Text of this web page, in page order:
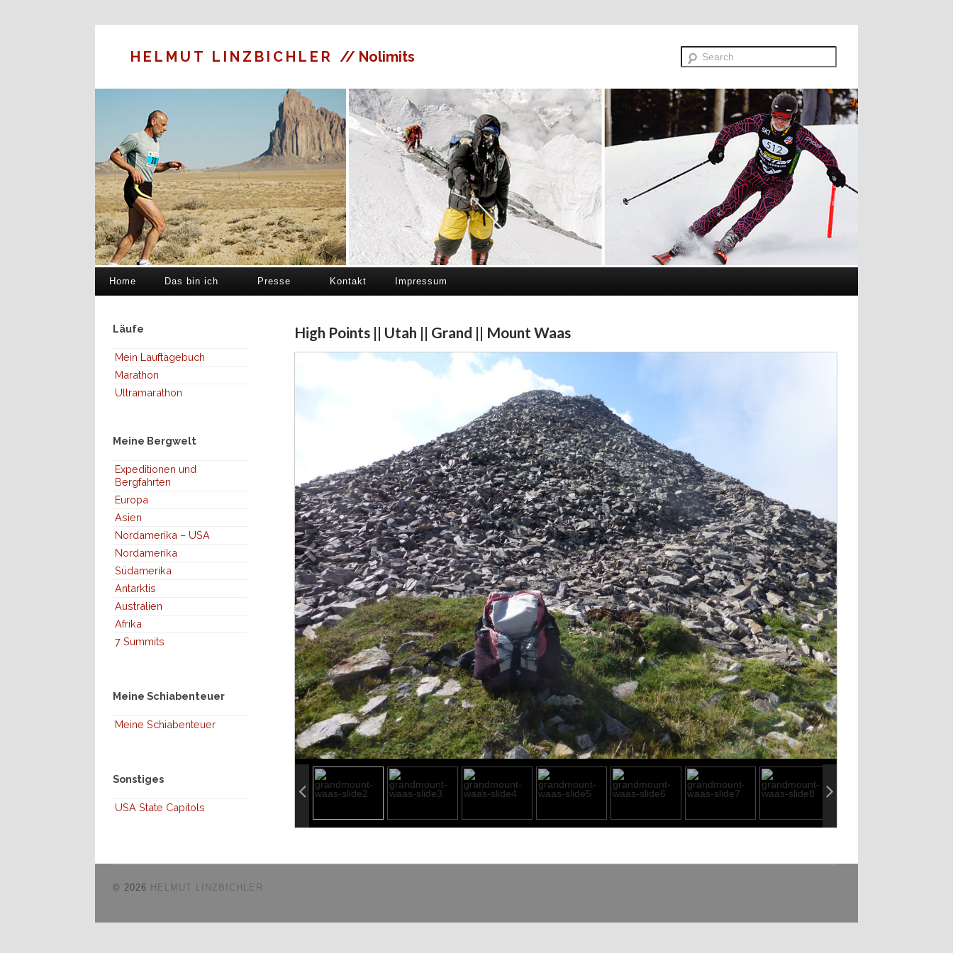
HELMUT LINZBICHLER// Nolimits
Home Das bin ich Presse Kontakt Impressum
High Points || Utah || Grand || Mount Waas
info heading
info content
Läufe
Mein Lauftagebuch
Marathon
Ultramarathon
Meine Bergwelt
Expeditionen und
Bergfahrten
Europa
Asien
Nordamerika – USA
Nordamerika
Südamerika
Antarktis
Australien
Afrika
7 Summits
Meine Schiabenteuer
Meine Schiabenteuer
Sonstiges
USA State Capitols
© 2026 HELMUT LINZBICHLER